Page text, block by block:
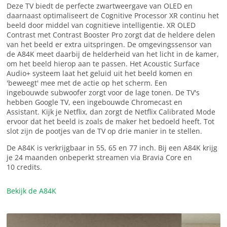
Deze TV biedt de perfecte zwartweergave van OLED en
daarnaast optimaliseert de Cognitive Processor XR continu het
beeld door middel van cognitieve intelligentie. XR OLED
Contrast met Contrast Booster Pro zorgt dat de heldere delen
van het beeld er extra uitspringen. De omgevingssensor van
de A84K meet daarbij de helderheid van het licht in de kamer,
om het beeld hierop aan te passen. Het Acoustic Surface
Audio+ systeem laat het geluid uit het beeld komen en
'beweegt' mee met de actie op het scherm. Een
ingebouwde subwoofer zorgt voor de lage tonen. De TV's
hebben Google TV, een ingebouwde Chromecast en
Assistant. Kijk je Netflix, dan zorgt de Netflix Calibrated Mode
ervoor dat het beeld is zoals de maker het bedoeld heeft. Tot
slot zijn de pootjes van de TV op drie manier in te stellen.
De A84K is verkrijgbaar in 55, 65 en 77 inch. Bij een A84K krijg
je 24 maanden onbeperkt streamen via Bravia Core en
10 credits.
Bekijk de A84K